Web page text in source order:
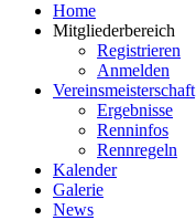
Home
Mitgliederbereich
Registrieren
Anmelden
Vereinsmeisterschaft
Ergebnisse
Renninfos
Rennregeln
Kalender
Galerie
News